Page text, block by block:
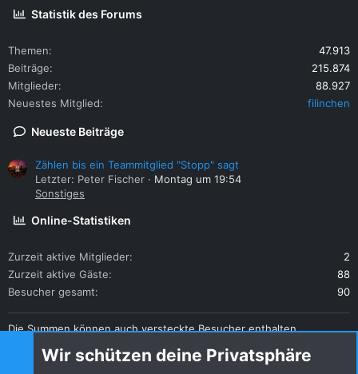
Statistik des Forums
Themen
47.913
Beiträge
215.874
Mitglieder
88.927
Neuestes Mitglied
filinchen
Neueste Beiträge
Zählen bis ein Teammitglied "Stopp" sagt
Letzter: Peter Fischer
Montag um 19:54
Sonstiges
Online-Statistiken
Zurzeit aktive Mitglieder
2
Zurzeit aktive Gäste
88
Besucher gesamt
90
Die Summen können auch versteckte Besucher enthalten.
Wir schützen deine Privatsphäre